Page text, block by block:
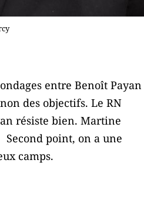
entre Benoît Payan
des objectifs. Le RN
résiste bien. Martine
Second point, on a une
camps.